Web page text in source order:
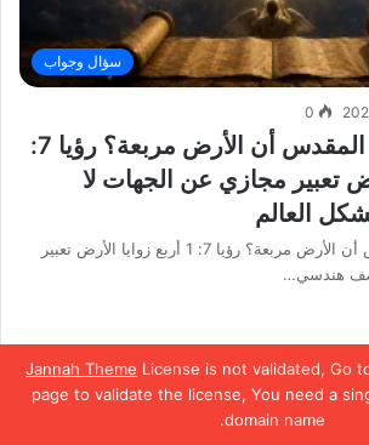
Jannah Theme License is not validated, Go
page to validate the license, You need a
domain name.
سؤال وجواب
0
هل يعلّم الكتاب المقدس أن الأرض مربعة؟ رؤيا 7:
تعبير مجازي عن الجهات لا
العالم
هل يعلّم الكتاب المقدس أن الأرض مربعة؟ رؤيا 7: 1 أربع زوايا الأرض تعبير
هندسي…